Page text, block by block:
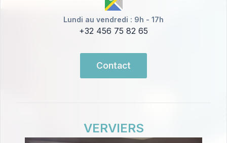
Lundi au vendredi : 9h - 17h
+32 456 75 82 65
Contact
VERVIERS